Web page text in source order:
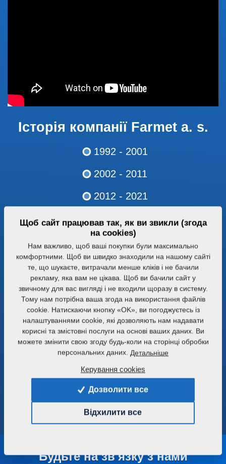
Історія компанії Farmet a. s.
1992 - 2001
2002 - 2011
2012 - 2021
2022 - současnost
1992
Початок виробництва агрегатів для
передпосівної обробки ґрунту –
передпосівних комбінаторів -
Kompaktomat.
Будьте на зв'язку з нами
Щоб сайт працював так, як ви звикли (згода
на cookies)
Нам важливо, щоб ваші покупки були максимально
комфортними. Щоб ви швидко знаходили на нашому сайті
те, що шукаєте, витрачали менше кліків і не бачили
рекламу, яка вам не цікава. Щоб ви бачили сайт у
звичному для вас вигляді і не входили щоразу в систему.
Тому нам потрібна ваша згода на використання файлів
cookie. Натискаючи кнопку «OK», ви погоджуєтесь із
налаштуваннями cookie, які дозволяють нам надавати
корисні та змістовні послуги на основі ваших даних. Ви
можете змінити свою згоду будь-коли на сторінці обробки
персональних даних. Детальніше
Керування cookies
Дозволити все
Відхилити все